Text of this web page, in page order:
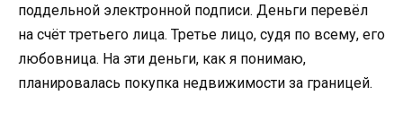
поддельной электронной подписи. Деньги перевёл
на счёт третьего лица. Третье лицо, судя по всему, его
любовница. На эти деньги, как я понимаю,
планировалась покупка недвижимости за границей.